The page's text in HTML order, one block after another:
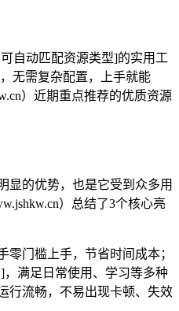
自动匹配资源类型]的实用工
无需复杂配置，上手就能
）近期重点推荐的优质资源
显的优势，也是它受到众多用
）总结了3个核心亮
零门槛上手，节省时间成本；
满足日常使用、学习等多种
行流畅，不易出现卡顿、失效